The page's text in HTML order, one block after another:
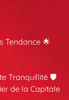
Tendance 🌟
Tranquillité 🛡️
de la Capitale